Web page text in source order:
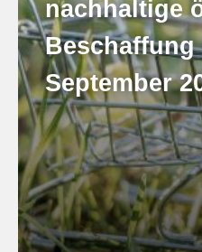
nachhaltige
Beschaffung
September